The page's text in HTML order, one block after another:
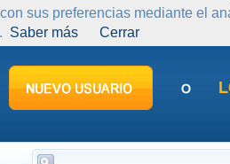
sus preferencias mediante el
Saber más Cerrar